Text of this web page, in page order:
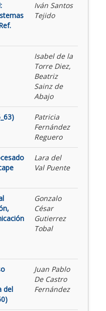
Iván Santos
Tejido
Isabel de la
Torre Diez,
Beatriz
Sainz de
Abajo
Patricia
Fernández
Reguero
Lara del
Val Puente
Gonzalo
César
Gutierrez
Tobal
del
Juan Pablo
De Castro
Fernández